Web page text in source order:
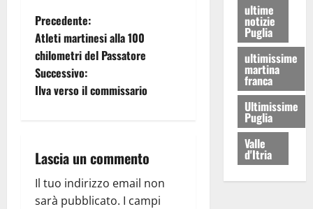
Precedente:
Atleti martinesi alla 100
chilometri del Passatore
Successivo:
Ilva verso il commissario
Lascia un commento
Il tuo indirizzo email non
sarà pubblicato. I campi
ultime
notizie
Puglia
ultimissime
martina
franca
Ultimissime
Puglia
Valle
d'Itria